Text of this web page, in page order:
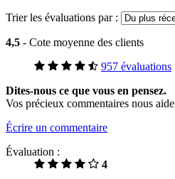
Trier les évaluations par :
4,5 - Cote moyenne des clients
957 évaluations
Dites-nous ce que vous en pensez.
Vos précieux commentaires nous
Écrire un commentaire
Évaluation :
4